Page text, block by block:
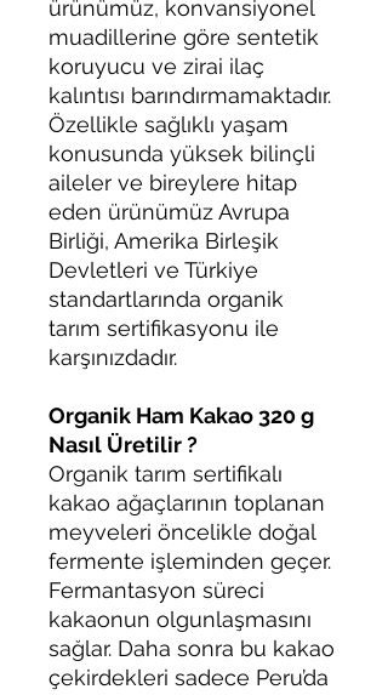
ürünümüz, konvansiyonel
muadillerine göre sentetik
koruyucu ve zirai ilaç
kalıntısı barındırmamaktadır.
Özellikle sağlıklı yaşam
konusunda yüksek bilinçli
aileler ve bireylere hitap
eden ürünümüz Avrupa
Birliği, Amerika Birleşik
Devletleri ve Türkiye
standartlarında organik
tarım sertifikasyonu ile
karşınızdadır.
Organik Ham Kakao 320 g
Nasıl Üretilir ?
Organik tarım sertifikalı
kakao ağaçlarının toplanan
meyveleri öncelikle doğal
fermente işleminden geçer.
Fermantasyon süreci
kakaonun olgunlaşmasını
sağlar. Daha sonra bu kakao
çekirdekleri sadece Peru’da